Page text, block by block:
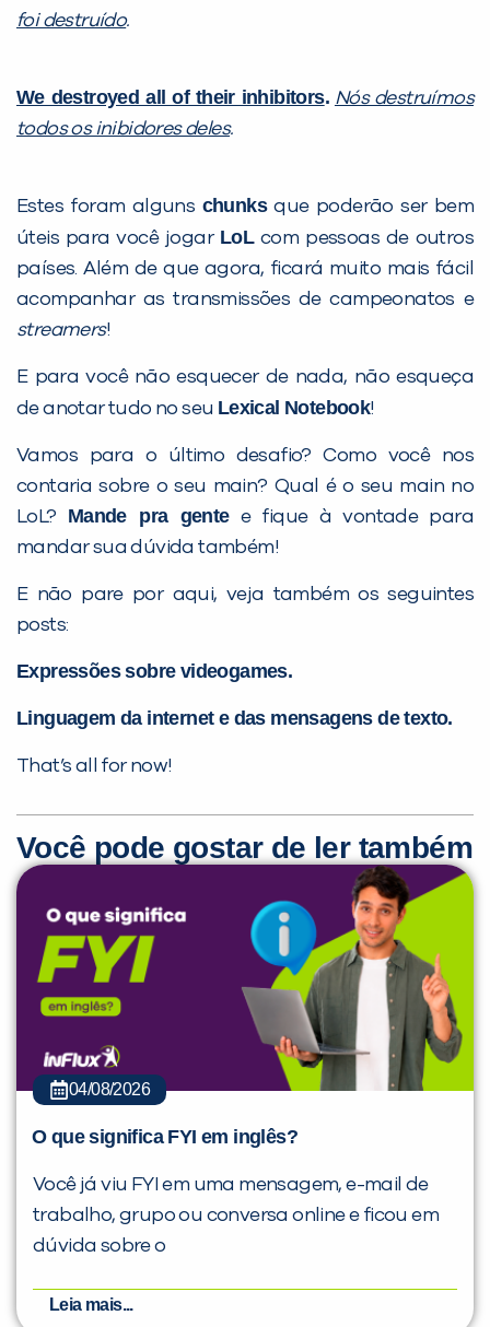
foi destruído.
We destroyed all of their inhibitors. Nós destruímos
todos os inibidores deles.
Estes foram alguns chunksque poderão ser bem
úteis para você jogar LoLcom pessoas de outros
países. Além de que agora, ficará muito mais fácil
acompanhar as transmissões de campeonatos e
streamers!
E para você não esquecer de nada, não esqueça
de anotar tudo no seu Lexical Notebook!
Vamos para o último desafio? Como você nos
contaria sobre o seu main? Qual é o seu main no
LoL? Mande pra gentee fique à vontade para
mandar sua dúvida também!
E não pare por aqui, veja também os seguintes
posts:
Expressões sobre videogames.
Linguagem da internet e das mensagens de texto.
That’s all for now!
Você pode gostar de ler também
04/08/2026
O que significa FYI em inglês?
Você já viu FYI em uma mensagem, e-mail de
trabalho, grupo ou conversa online e ficou em
dúvida sobre o
Leia mais...